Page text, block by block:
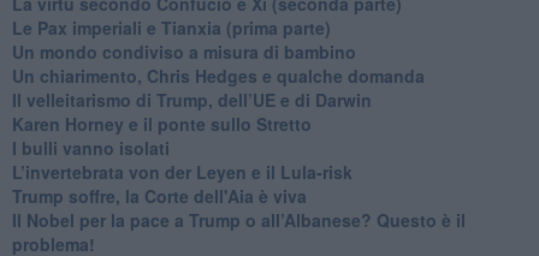
Le Pax imperiali e Tianxia (prima parte)
Un mondo condiviso a misura di bambino
​Un chiarimento, Chris Hedges e qualche domanda
Il velleitarismo di Trump, dell’UE e di Darwin
​Karen Horney e il ponte sullo Stretto
​I bulli vanno isolati
L’invertebrata von der Leyen e il Lula-risk
Trump soffre, la Corte dell'Aia è viva
​Il Nobel per la pace a Trump o all’Albanese? Questo è il
problema!